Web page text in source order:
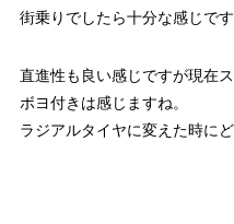
街乗りでしたら十分な感じです
直進性も良い感じですが現在
ボヨ付きは感じますね。
ラジアルタイヤに変えた時に